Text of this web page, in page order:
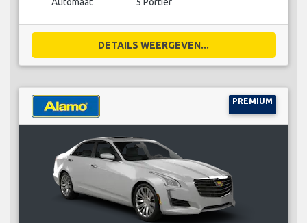
DETAILS WEERGEVEN...
PREMIUM